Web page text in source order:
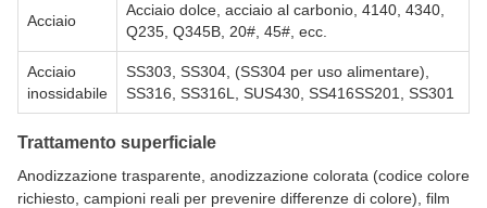
Acciaio
Acciaio dolce, acciaio al carbonio, 4140, 4340,
Q235, Q345B, 20#, 45#, ecc.
Acciaio
inossidabile
SS303, SS304, (SS304 per uso alimentare),
SS316, SS316L, SUS430, SS416SS201, SS301
Trattamento superficiale
Anodizzazione trasparente, anodizzazione colorata (codice colore
richiesto, campioni reali per prevenire differenze di colore), film